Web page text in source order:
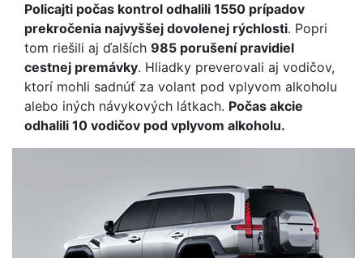
Policajti počas kontrol odhalili 1550 prípadov
prekročenia najvyššej dovolenej rýchlosti. Popri
tom riešili aj ďalších 985 porušení pravidiel
cestnej premávky. Hliadky preverovali aj vodičov,
ktorí mohli sadnúť za volant pod vplyvom alkoholu
alebo iných návykových látkach. Počas akcie
odhalili 10 vodičov pod vplyvom alkoholu.